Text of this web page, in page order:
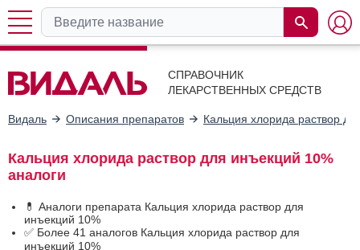
СПРАВОЧНИК
ЛЕКАРСТВЕННЫХ СРЕДСТВ
Видаль Описания препаратов Кальция хлорида раствор
Кальция хлорида раствор для инъекций 10%
аналоги
💊 Аналоги препарата Кальция хлорида раствор для
инъекций 10%
✅ Более 41 аналогов Кальция хлорида раствор для
инъекций 10%